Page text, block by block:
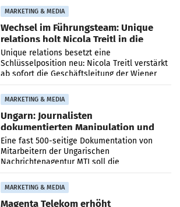
MARKETING & MEDIA
Wechsel im Führungsteam: Unique
relations holt Nicola Treitl in die
Geschäftsleitung
Unique relations besetzt eine
Schlüsselposition neu: Nicola Treitl verstärkt
ab sofort die Geschäftsleitung der Wiener
PR-Agentur an der Seite von Josef Kalina und
Anna Kalina-Mahr.
MARKETING & MEDIA
Ungarn: Journalisten
dokumentierten Manipulation und
Zensur
Eine fast 500-seitige Dokumentation von
Mitarbeitern der Ungarischen
Nachrichtenagentur MTI soll die
systematische Nachrichten-Manipulation und
Zensur bei der Agentur während der Zeit
MARKETING & MEDIA
Magenta Telekom erhöht